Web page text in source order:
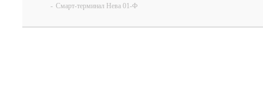
- Смарт-терминал Нева 01-Ф